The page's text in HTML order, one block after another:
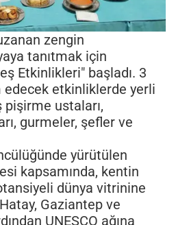
zengin
tanıtmak için
Etkinlikleri" başladı. 3
edecek etkinliklerde yerli
pişirme ustaları,
gurmeler, şefler ve
yürütülen
kapsamında, kentin
dünya vitrinine
Gaziantep ve
UNESCO ağına